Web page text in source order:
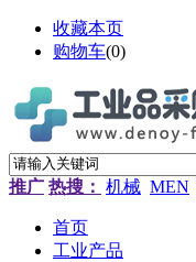
收藏本页
购物车(0)
推广 热搜： 机械 MEN
首页
工业产品